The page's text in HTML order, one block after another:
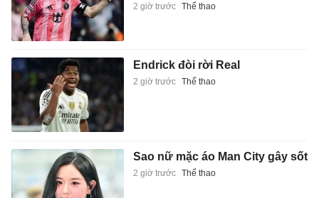
2 giờ trước Thể thao
Endrick đòi rời Real
2 giờ trước Thể thao
Sao nữ mặc áo Man City gây sốt
2 giờ trước Thể thao